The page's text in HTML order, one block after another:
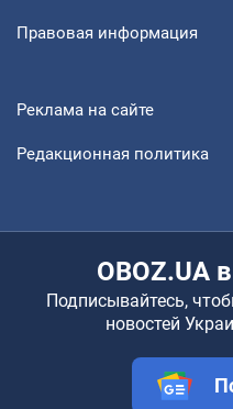
Правовая информация
Реклама на сайте
Редакционная политика
OBOZ.UA
Подписывайтесь,
новостей